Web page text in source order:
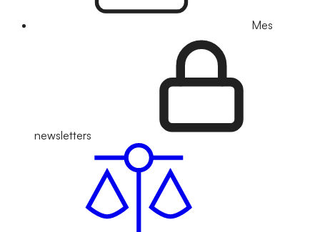
Mes
newsletters